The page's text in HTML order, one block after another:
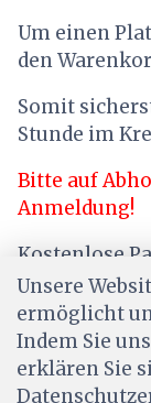
Um einen
den
Somit
Stunde im
Bitte auf
Anmeldung!
Kostenlose
Unsere
ermöglicht
Indem Sie
erklären Sie